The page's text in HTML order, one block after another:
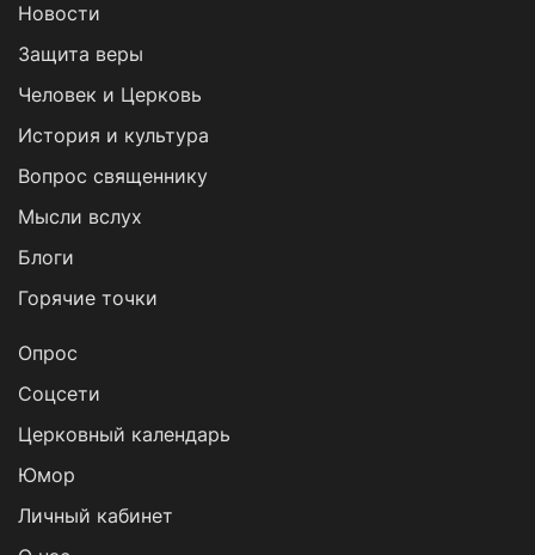
Новости
Защита веры
Человек и Церковь
История и культура
Вопрос священнику
Мысли вслух
Блоги
Горячие точки
Опрос
Cоцсети
Церковный календарь
Юмор
Личный кабинет